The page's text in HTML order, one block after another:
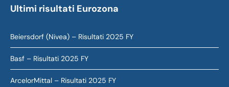
Ultimi risultati Eurozona
Beiersdorf (Nivea) – Risultati 2025 FY
Basf – Risultati 2025 FY
ArcelorMittal – Risultati 2025 FY